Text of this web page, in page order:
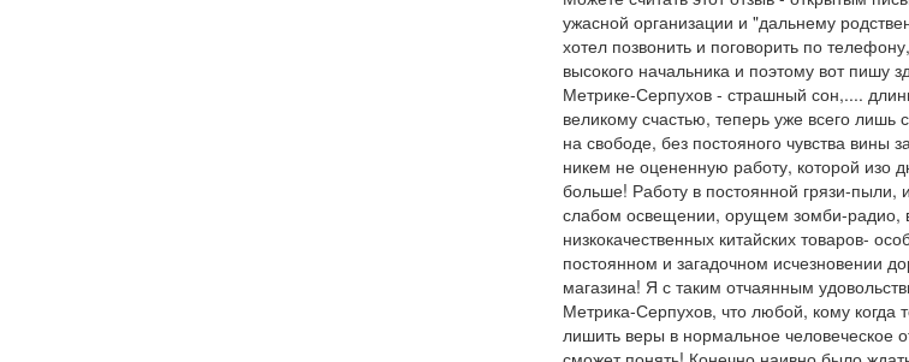
ужасной организации и "дальнему
хотел позвонить и поговорить по
высокого начальника и поэтому вот пишу
Метрике-Серпухов - страшный сон,....
великому счастью, теперь уже всего
на свободе, без постояного чувства вины
никем не оцененную работу, которой изо
больше! Работу в постоянной грязи-пыли,
слабом освещении, орущем зомби-радио,
низкокачественных китайских товаров-
постоянном и загадочном исчезновении
магазина! Я с таким отчаянным
Метрика-Серпухов, что любой, кому когда
лишить веры в нормальное человеческое